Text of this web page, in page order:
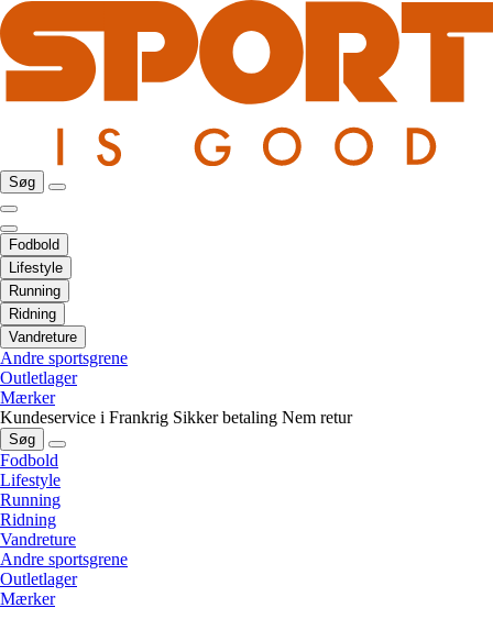
Søg
Fodbold
Lifestyle
Running
Ridning
Vandreture
Andre sportsgrene
Outletlager
Mærker
Kundeservice i Frankrig Sikker betaling Nem retur
Søg
Fodbold
Lifestyle
Running
Ridning
Vandreture
Andre sportsgrene
Outletlager
Mærker